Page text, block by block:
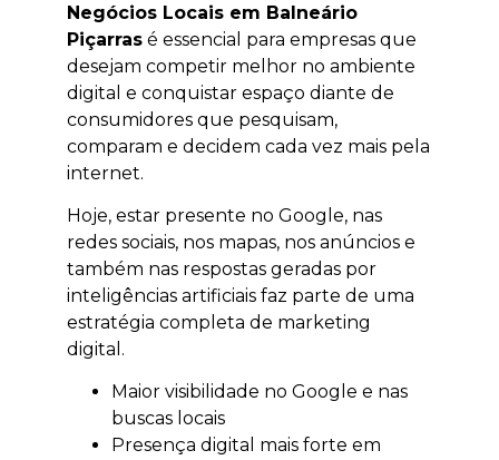
Negócios Locais em Balneário
Piçarras é essencial para empresas que
desejam competir melhor no ambiente
digital e conquistar espaço diante de
consumidores que pesquisam,
comparam e decidem cada vez mais pela
internet.
Hoje, estar presente no Google, nas
redes sociais, nos mapas, nos anúncios e
também nas respostas geradas por
inteligências artificiais faz parte de uma
estratégia completa de marketing
digital.
Maior visibilidade no Google e nas
buscas locais
Presença digital mais forte em